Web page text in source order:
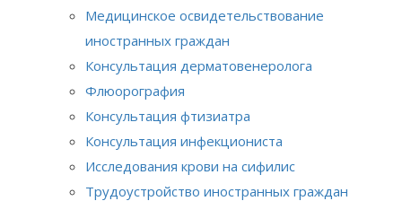
Медицинское освидетельствование
иностранных граждан
Консультация дерматовенеролога
Флюорография
Консультация фтизиатра
Консультация инфекциониста
Исследования крови на сифилис
Трудоустройство иностранных граждан